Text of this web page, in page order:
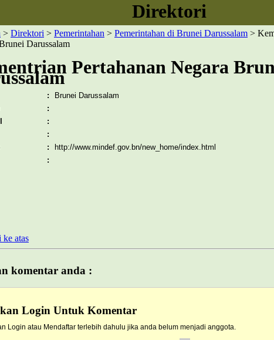
Direktori
> Direktori > Pemerintahan > Pemerintahan di Brunei Darussalam >
Darussalam
Pertahanan Negara
:
Brunei Darussalam
:
:
:
:
http://www.mindef.gov.bn/new_home/index.html
:
atas
komentar anda :
Login Untuk Komentar
Login atau Mendaftar terlebih dahulu jika anda belum menjadi anggota.